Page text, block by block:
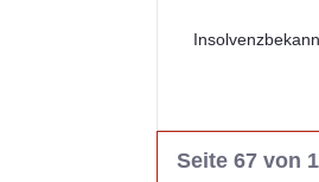
Seite 67 von